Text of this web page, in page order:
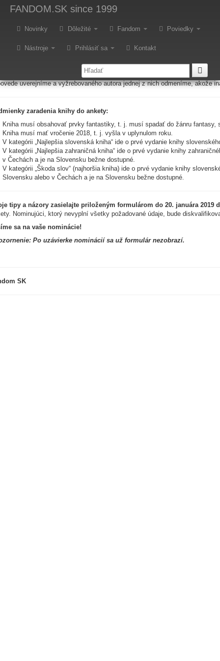
FANDOM.SK since 1999
Novinky Dôležité Fandom Poviedky
Nástroje Prihlásiť sa Kontakt
Fantastická kniha roka
Fandom.sk vyhlasuje anketu o najlepšiu knihu za rok 2018.
najlepšie knihy slovenskej a zahraničnej fantastickej literárnej
uverejníme a vyžrebovaného autora jednej z nich odmeníme, akože
zaradenia knihy do ankety:
Kniha musí obsahovať prvky fantastiky, t. j. musí spadať do žánru
Kniha musí mať vročenie 2018, t. j. vyšla v uplynulom roku.
V kategórii „Najlepšia slovenská kniha“ ide o prvé vydanie knihy
V kategórii „Najlepšia zahraničná kniha“ ide o prvé vydanie knihy
v Čechách a je na Slovensku bežne dostupné.
V kategórii „Škoda slov“ (najhoršia kniha) ide o prvé vydanie knihy
Slovensku alebo v Čechách a je na Slovensku bežne dostupné.
tipy a názory zasielajte priloženým formulárom do 20. januára 2019
Nominujúci, ktorý nevyplní všetky požadované údaje, bude
sa na vaše nominácie!
Po uzávierke nominácií sa už formulár nezobrazí.
SK